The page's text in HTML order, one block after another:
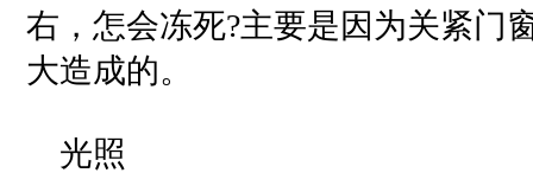
右，怎会冻死?主要是因为关紧门
大造成的。
光照